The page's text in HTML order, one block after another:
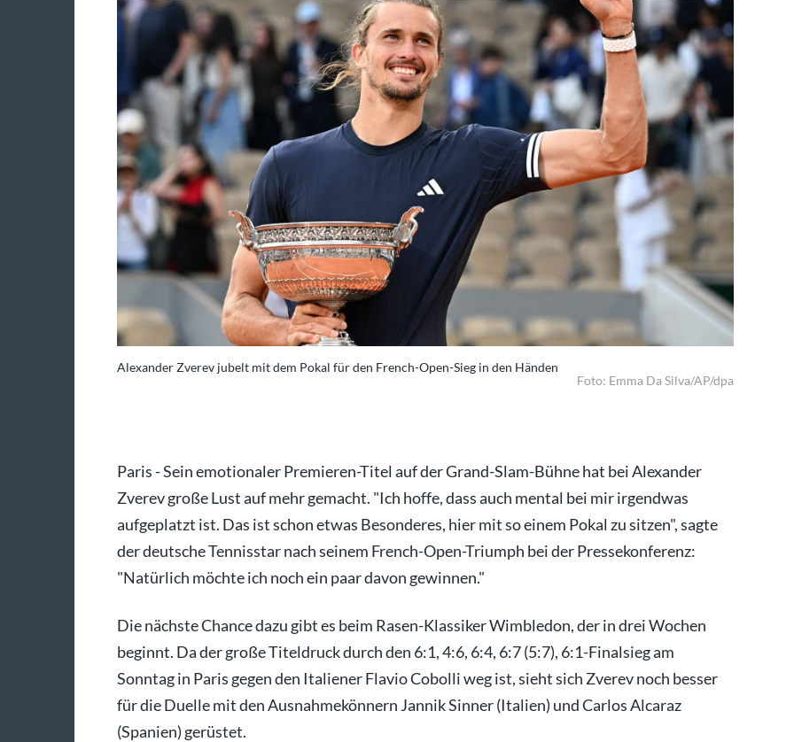
Alexander Zverev jubelt mit dem Pokal für den French-Open-Sieg in den Händen
Foto: Emma Da Silva/AP/dpa
Paris - Sein emotionaler Premieren-Titel auf der Grand-Slam-Bühne hat bei Alexander
Zverev große Lust auf mehr gemacht. "Ich hoffe, dass auch mental bei mir irgendwas
aufgeplatzt ist. Das ist schon etwas Besonderes, hier mit so einem Pokal zu sitzen", sagte
der deutsche Tennisstar nach seinem French-Open-Triumph bei der Pressekonferenz:
"Natürlich möchte ich noch ein paar davon gewinnen."
Die nächste Chance dazu gibt es beim Rasen-Klassiker Wimbledon, der in drei Wochen
beginnt. Da der große Titeldruck durch den 6:1, 4:6, 6:4, 6:7 (5:7), 6:1-Finalsieg am
Sonntag in Paris gegen den Italiener Flavio Cobolli weg ist, sieht sich Zverev noch besser
für die Duelle mit den Ausnahmekönnern Jannik Sinner (Italien) und Carlos Alcaraz
(Spanien) gerüstet.